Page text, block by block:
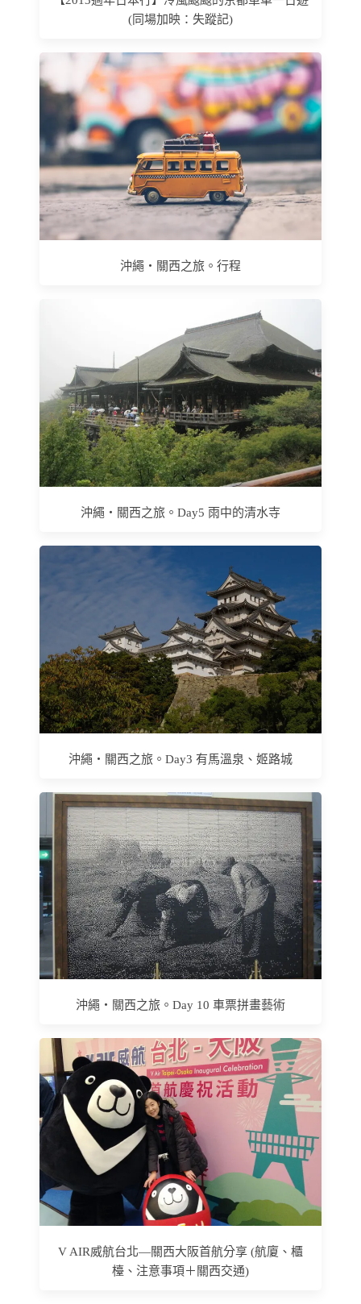
(同場加映：失蹤記)
沖繩‧關西之旅。行程
沖繩‧關西之旅。Day5 雨中的清水寺
沖繩‧關西之旅。Day3 有馬溫泉、姬路城
沖繩‧關西之旅。Day 10 車票拼畫藝術
V AIR威航台北—關西大阪首航分享 (航廈、櫃
檯、注意事項＋關西交通)